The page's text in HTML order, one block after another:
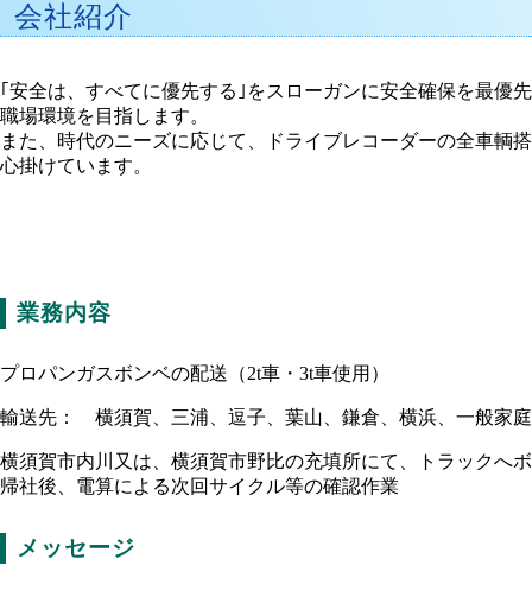
会社紹介
｢安全は、すべてに優先する｣をスローガンに安全確保を最優
職場環境を目指します。
また、時代のニーズに応じて、ドライブレコーダーの全車輌
心掛けています。
業務内容
プロパンガスボンベの配送（2t車・3t車使用）
輸送先： 横須賀、三浦、逗子、葉山、鎌倉、横浜、一般家
横須賀市内川又は、横須賀市野比の充填所にて、トラックへ
帰社後、電算による次回サイクル等の確認作業
メッセージ